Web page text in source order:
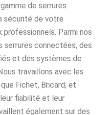
de serrures
sécurité de votre
Parmi nos
serrures connectées, des
et des systèmes de
travaillons avec les
Fichet, Bricard, et
fiabilité et leur
également sur des